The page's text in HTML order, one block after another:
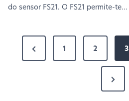
do sensor FS21. O FS21 permite-te...
P
á
1 2 3
P
á